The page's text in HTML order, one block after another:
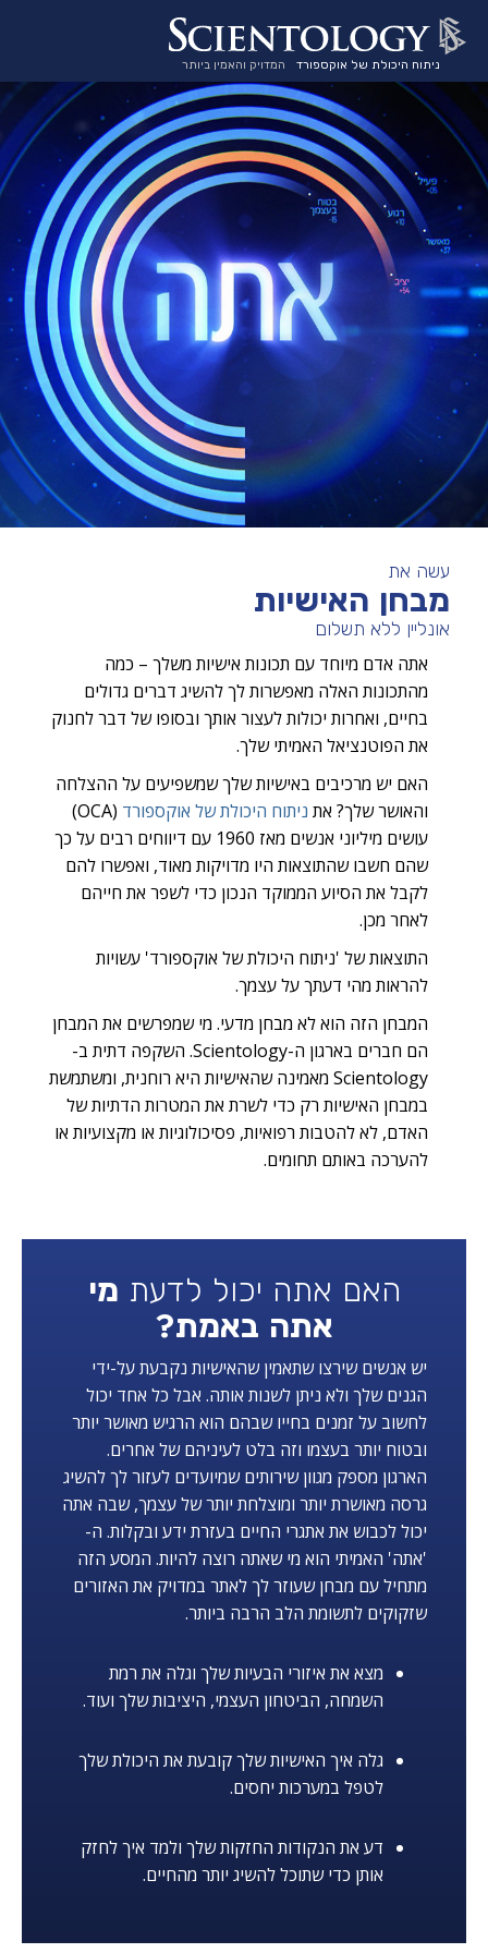
ניתוח היכולת של אוקספורד המדויק והאמין ביותר
עשה את
מבחן האישיות
אונליין ללא תשלום
אתה אדם מיוחד עם תכונות אישיות משלך – כמה
מהתכונות האלה מאפשרות לך להשיג דברים גדולים
בחיים, ואחרות יכולות לעצור אותך ובסופו של דבר לחנוק
את הפוטנציאל האמיתי שלך.
האם יש מרכיבים באישיות שלך שמשפיעים על ההצלחה
והאושר שלך? את ניתוח היכולת של אוקספורד
(OCA)
עושים מיליוני אנשים מאז 1960 עם דיווחים רבים על כך
שהם חשבו שהתוצאות היו מדויקות מאוד, ואפשרו להם
לקבל את הסיוע הממוקד הנכון כדי לשפר את חייהם
לאחר מכן.
התוצאות של 'ניתוח היכולת של אוקספורד' עשויות
להראות מהי דעתך על עצמך.
המבחן הזה הוא לא מבחן מדעי. מי שמפרשים את המבחן
הם חברים בארגון ה-Scientology. השקפה דתית ב-
Scientology מאמינה שהאישיות היא רוחנית, ומשתמשת
במבחן האישיות רק כדי לשרת את המטרות הדתיות של
האדם, לא להטבות רפואיות, פסיכולוגיות או מקצועיות או
להערכה באותם תחומים.
האם אתה יכול לדעת מי
אתה באמת?
יש אנשים שירצו שתאמין שהאישיות נקבעת על-ידי
הגנים שלך ולא ניתן לשנות אותה. אבל כל אחד יכול
לחשוב על זמנים בחייו שבהם הוא הרגיש מאושר יותר
ובטוח יותר בעצמו וזה בלט לעיניהם של אחרים.
הארגון מספק מגוון שירותים שמיועדים לעזור לך להשיג
גרסה מאושרת יותר ומוצלחת יותר של עצמך, שבה אתה
יכול לכבוש את אתגרי החיים בעזרת ידע ובקלות. ה-
'אתה' האמיתי הוא מי שאתה רוצה להיות. המסע הזה
מתחיל עם מבחן שעוזר לך לאתר במדויק את האזורים
שזקוקים לתשומת הלב הרבה ביותר.
מצא את איזורי הבעיות שלך וגלה את רמת
השמחה, הביטחון העצמי, היציבות שלך ועוד.
גלה איך האישיות שלך קובעת את היכולת שלך
לטפל במערכות יחסים.
דע את הנקודות החזקות שלך ולמד איך לחזק
אותן כדי שתוכל להשיג יותר מהחיים.